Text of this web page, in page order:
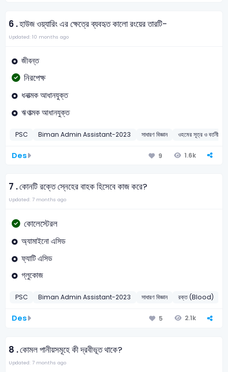
6 .হাউজ ওয়্যারিং এর ক্ষেত্রে ব্যবহৃত কালো রংয়ের তারটি-
Updated: 10 months ago
জীবন্ত
নিরপেক্ষ
ধনাত্মক আধানযুক্ত
ঋণাত্মক আধানযুক্ত
PSC Biman Admin Assistant-2023 সাধারণ বিজ্ঞান ওহমের সূত্র ও
Des 9 1.6k
7 .কোনটি রক্তে স্নেহের বাহক হিসেবে কাজ করে?
Updated: 7 months ago
কোলেস্টেরল
অ্যামাইনো এসিড
ফ্যাটি এসিড
গ্লুকোজ
PSC Biman Admin Assistant-2023 সাধারণ বিজ্ঞান রক্ত (Blood)
Des 5 2.1k
8 .কোমল পানীয়সমূহে কী দ্রবীভূত থাকে?
Updated: 7 months ago